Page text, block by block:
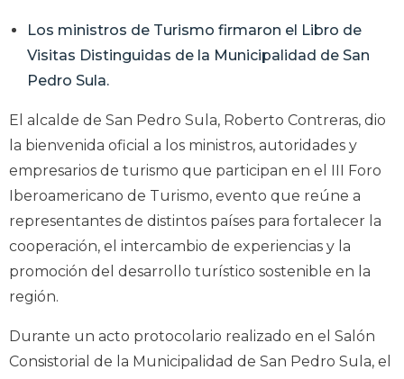
Los ministros de Turismo firmaron el Libro de
Visitas Distinguidas de la Municipalidad de San
Pedro Sula.
El alcalde de San Pedro Sula, Roberto Contreras, dio
la bienvenida oficial a los ministros, autoridades y
empresarios de turismo que participan en el III Foro
Iberoamericano de Turismo, evento que reúne a
representantes de distintos países para fortalecer la
cooperación, el intercambio de experiencias y la
promoción del desarrollo turístico sostenible en la
región.
Durante un acto protocolario realizado en el Salón
Consistorial de la Municipalidad de San Pedro Sula, el